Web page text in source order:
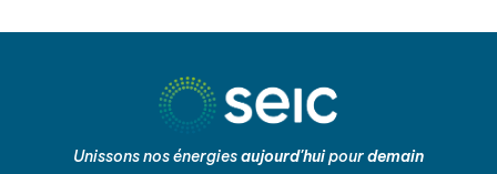
Unissons nos énergiesaujourd'huipourdemain